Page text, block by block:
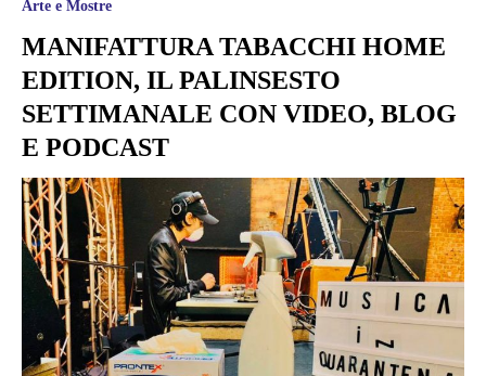
Arte e Mostre
MANIFATTURA TABACCHI HOME
EDITION, IL PALINSESTO
SETTIMANALE CON VIDEO, BLOG
E PODCAST